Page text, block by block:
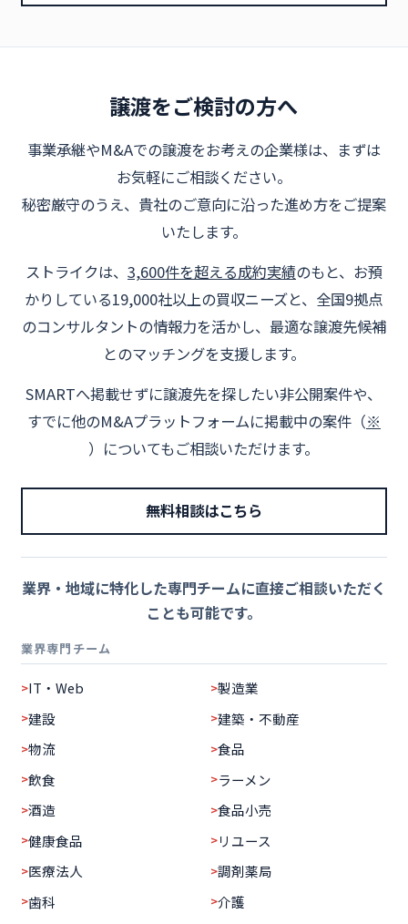
譲渡をご検討の方へ
事業承継やM&Aでの譲渡をお考えの企業様は、まずは
お気軽にご相談ください。
秘密厳守のうえ、貴社のご意向に沿った進め方をご提案
いたします。
ストライクは、 3,600件を超える成約実績のもと、お預
かりしている19,000社以上の買収ニーズと、全国9拠点
のコンサルタントの情報力を活かし、最適な譲渡先候補
とのマッチングを支援します。
SMARTへ掲載せずに譲渡先を探したい非公開案件や、
すでに他のM&Aプラットフォームに掲載中の案件（※
）についてもご相談いただけます。
無料相談はこちら
業界・地域に特化した専門チームに直接ご相談いただく
ことも可能です。
業界専門チーム
IT・Web
製造業
建設
建築・不動産
物流
食品
飲食
ラーメン
酒造
食品小売
健康食品
リユース
医療法人
調剤薬局
歯科
介護